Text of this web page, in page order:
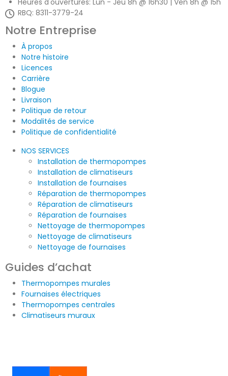
Heures d'ouvertures: Lun - Jeu 8h @ 16h30 | Ven 8h @ 15h
RBQ: 8311-3779-24
Notre Entreprise
À propos
Notre histoire
Licences
Carrière
Blogue
Livraison
Politique de retour
Modalités de service
Politique de confidentialité
NOS SERVICES
Installation de thermopompes
Installation de climatiseurs
Installation de fournaises
Réparation de thermopompes
Réparation de climatiseurs
Réparation de fournaises
Nettoyage de thermopompes
Nettoyage de climatiseurs
Nettoyage de fournaises
Guides d’achat
Thermopompes murales
Fournaises électriques
Thermopompes centrales
Climatiseurs muraux